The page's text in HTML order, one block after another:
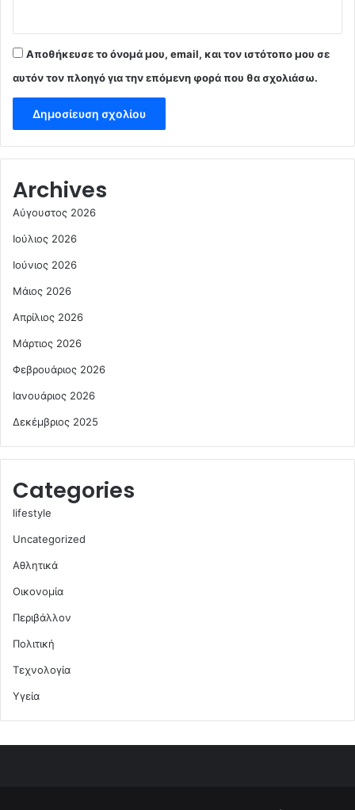
Αποθήκευσε το όνομά μου, email, και τον ιστότοπο μου σε
αυτόν τον πλοηγό για την επόμενη φορά που θα σχολιάσω.
Archives
Αύγουστος 2026
Ιούλιος 2026
Ιούνιος 2026
Μάιος 2026
Απρίλιος 2026
Μάρτιος 2026
Φεβρουάριος 2026
Ιανουάριος 2026
Δεκέμβριος 2025
Categories
lifestyle
Uncategorized
Αθλητικά
Οικονομία
Περιβάλλον
Πολιτική
Τεχνολογία
Υγεία